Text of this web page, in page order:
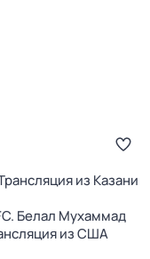
из Казани
Белал Мухаммад
из США